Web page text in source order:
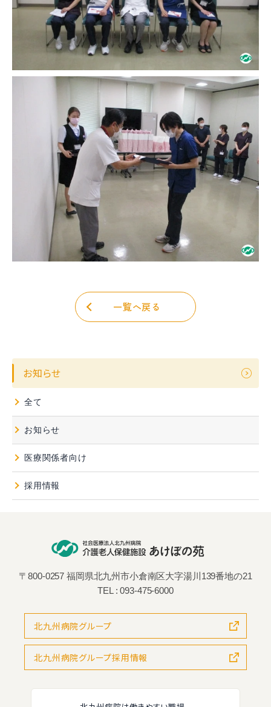
一覧へ戻る
お知らせ
全て
お知らせ
医療関係者向け
採用情報
〒800-0257 福岡県北九州市小倉南区大字湯川139番地の21
TEL :093-475-6000
北九州病院グループ
北九州病院グループ採用情報